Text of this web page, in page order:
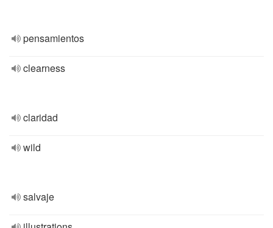
pensamientos
clearness
claridad
wild
salvaje